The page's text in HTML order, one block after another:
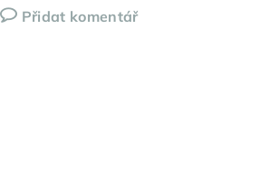
Přidat komentář